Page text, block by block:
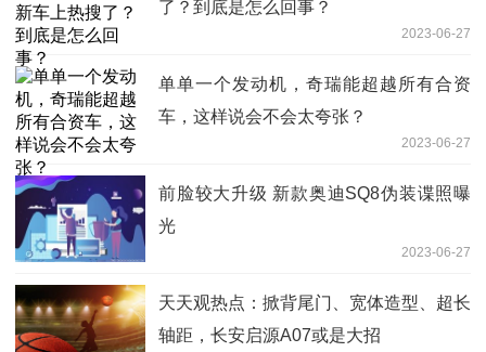
了？到底是怎么回事？
2023-06-27
单单一个发动机，奇瑞能超越所有合资
车，这样说会不会太夸张？
2023-06-27
前脸较大升级 新款奥迪SQ8伪装谍照曝
光
2023-06-27
天天观热点：掀背尾门、宽体造型、超长
轴距，长安启源A07或是大招